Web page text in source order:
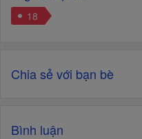
18
Chia sẻ với bạn bè
Bình luận